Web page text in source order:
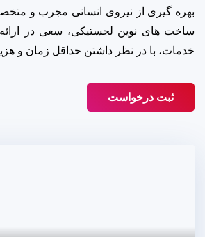
بهره گیری از نیروی انسانی مجرب و
ساخت های نوین لجستیکی، سعی در ارائه
خدمات، با در نظر داشتن حداقل زمان و
ثبت درخواست